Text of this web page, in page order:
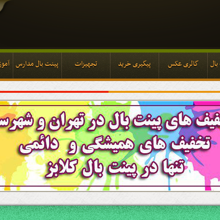
گالری عکس پیگیری خرید تجهیزات پینت بال مدارس